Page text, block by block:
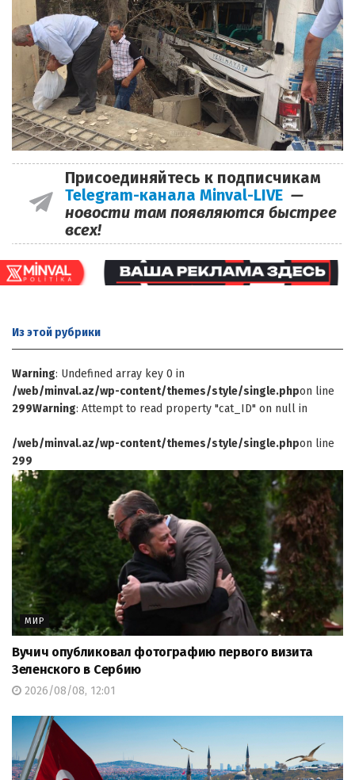
Присоединяйтесь к подписчикам
Telegram-канала Minval-LIVE —
новости там появляются быстрее
всех!
Из этой рубрики
Warning: Undefined array key 0 in
/web/minval.az/wp-content/themes/style/single.phpon line
299Warning: Attempt to read property "cat_ID" on null in
/web/minval.az/wp-content/themes/style/single.phpon line
299
МИР
Вучич опубликовал фотографию первого визита
Зеленского в Сербию
2026/08/08, 12:01